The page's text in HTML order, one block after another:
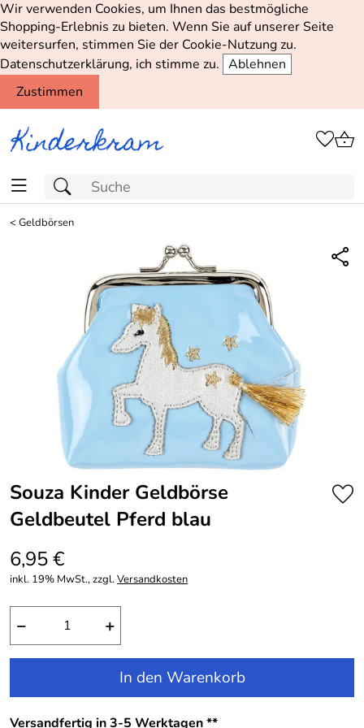
Wir verwenden Cookies, um Ihnen das bestmögliche
Shopping-Erlebnis zu bieten. Wenn Sie auf unserer Seite
weitersurfen, stimmen Sie der Cookie-Nutzung zu.
Datenschutzerklärung, ich stimme zu. Ablehnen
Zustimmen
<Geldbörsen
Souza Kinder Geldbörse
Geldbeutel Pferd blau
6,95 €
inkl. 19% MwSt., zzgl.Versandkosten
− +
In den Warenkorb
Versandfertig in 3-5 Werktagen **